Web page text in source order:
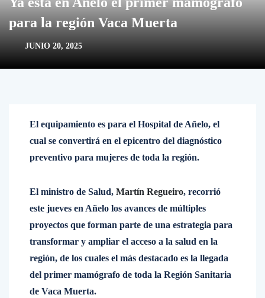
para la región Vaca Muerta
JUNIO 20, 2025
El equipamiento es para el Hospital de Añelo, el
cual se convertirá en el epicentro del diagnóstico
preventivo para mujeres de toda la región.
El ministro de Salud, Martín Regueiro, recorrió
este jueves en Añelo los avances de múltiples
proyectos que forman parte de una estrategia para
transformar y ampliar el acceso a la salud en la
región, de los cuales el más destacado es la llegada
del primer mamógrafo de toda la Región Sanitaria
de Vaca Muerta.